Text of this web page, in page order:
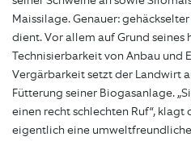
Maissilage. Genauer:
dient. Vor allem auf Grund seines
Technisierbarkeit von Anbau und
Vergärbarkeit setzt der Landwirt
Fütterung seiner Biogasanlage.
einen recht schlechten Ruf“, klagt
eigentlich eine